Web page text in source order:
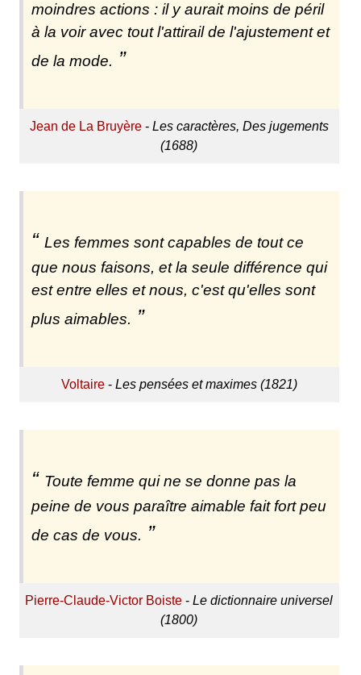
moindres actions : il y aurait moins de péril
à la voir avec tout l'attirail de l'ajustement et
de la mode.
Jean de La Bruyère- Les caractères, Des jugements
(1688)
Les femmes sont capables de tout ce
que nous faisons, et la seule différence qui
est entre elles et nous, c'est qu'elles sont
plus aimables.
Voltaire- Les pensées et maximes (1821)
Toute femme qui ne se donne pas la
peine de vous paraître aimable fait fort peu
de cas de vous.
Pierre-Claude-Victor Boiste -Le dictionnaire universel
(1800)